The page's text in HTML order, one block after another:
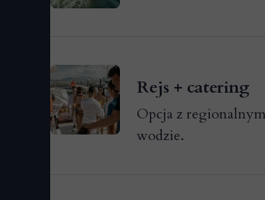
Rejs + catering
Opcja z
wodzie.